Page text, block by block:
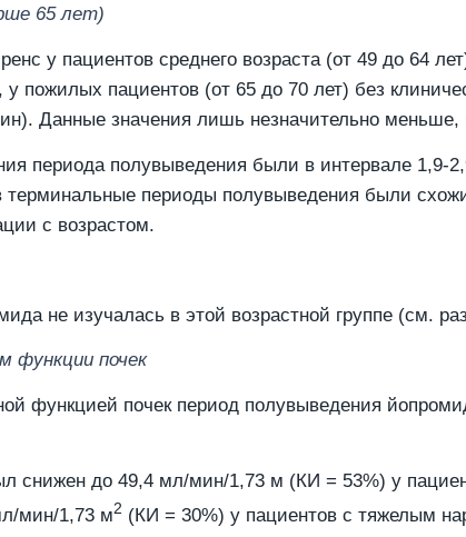
65 лет)
у пациентов среднего возраста (от 49 до 64
пожилых пациентов (от 65 до 70 лет) без
Данные значения лишь незначительно
периода полувыведения были в интервале 1,9-
терминальные периоды полувыведения были
с возрастом.
не изучалась в этой возрастной группе (см.
функции почек
функцией почек период полувыведения
снижен до 49,4 мл/мин/1,73 м (КИ = 53%) у
мин/1,73 м2 (КИ = 30%) у пациентов с тяжелым